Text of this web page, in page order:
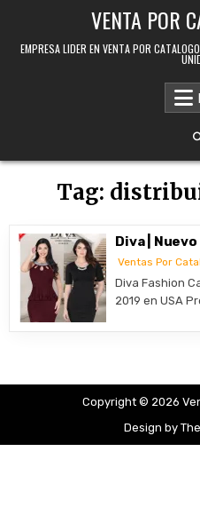
VENTA POR
EMPRESA LIDER EN VENTA POR
Tag:
Diva |
Ventas Por
Diva Fashion
2019 en USA
Copyright © 2026
Design by